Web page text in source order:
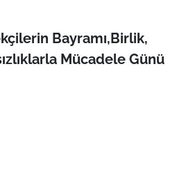
Bayramı,Birlik,
Mücadele Günü